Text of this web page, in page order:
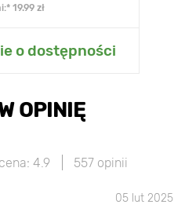
19.99 zł
o dostępności
OPINIĘ
4.9 557 opinii
05 lut 2025